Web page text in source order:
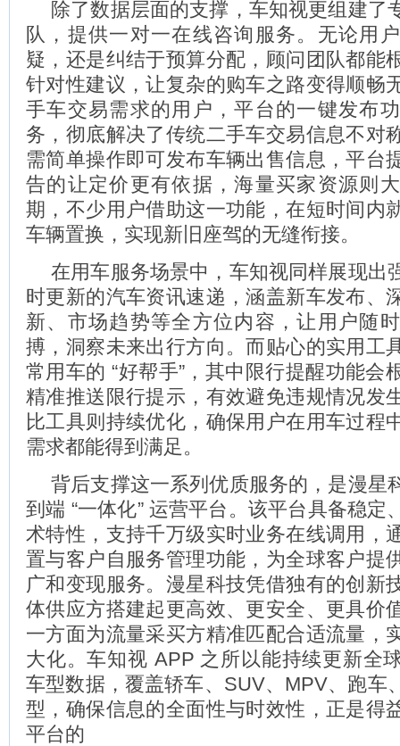
除了数据层面的支撑，车知视更组建了
队，提供一对一在线咨询服务。无论用
疑，还是纠结于预算分配，顾问团队都能
针对性建议，让复杂的购车之路变得顺畅
手车交易需求的用户，平台的一键发布
务，彻底解决了传统二手车交易信息不对
需简单操作即可发布车辆出售信息，平台
告的让定价更有依据，海量买家资源则
期，不少用户借助这一功能，在短时间内
车辆置换，实现新旧座驾的无缝衔接。
在用车服务场景中，车知视同样展现出
时更新的汽车资讯速递，涵盖新车发布、
新、市场趋势等全方位内容，让用户随
搏，洞察未来出行方向。而贴心的实用工
常用车的 “好帮手”，其中限行提醒功能会
精准推送限行提示，有效避免违规情况发
比工具则持续优化，确保用户在用车过程
需求都能得到满足。
背后支撑这一系列优质服务的，是漫星
到端 “一体化” 运营平台。该平台具备稳定
术特性，支持千万级实时业务在线调用，
置与客户自服务管理功能，为全球客户提
广和变现服务。漫星科技凭借独有的创新
体供应方搭建起更高效、更安全、更具价
一方面为流量采买方精准匹配合适流量，
大化。车知视 APP 之所以能持续更新全
车型数据，覆盖轿车、SUV、MPV、跑车
型，确保信息的全面性与时效性，正是得
平台的